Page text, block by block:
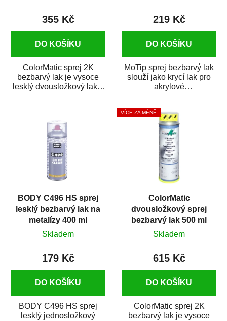
355 Kč
DO KOŠÍKU
ColorMatic sprej 2K
bezbarvý lak je vysoce
lesklý dvousložkový lak s
219 Kč
DO KOŠÍKU
MoTip sprej bezbarvý lak
slouží jako krycí lak pro
akrylové
jako např. metalické,...
BODY C496 HS sprej
lesklý bezbarvý lak na
metalízy 400 ml
Skladem
179 Kč
DO KOŠÍKU
BODY C496 HS sprej
lesklý jednosložkový
VÍCE ZA MÉNĚ
ColorMatic
dvousložkový sprej
bezbarvý lak 500 ml
Skladem
615 Kč
DO KOŠÍKU
ColorMatic sprej 2K
bezbarvý lak je vysoce